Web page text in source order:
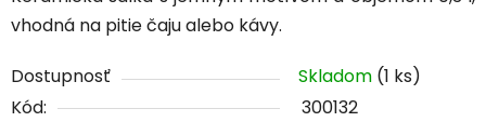
vhodná na pitie čaju alebo kávy.
Dostupnosť Skladom (1 ks)
Kód:
300132